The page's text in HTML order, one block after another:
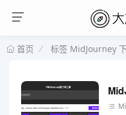
首页 标签 MidJourney